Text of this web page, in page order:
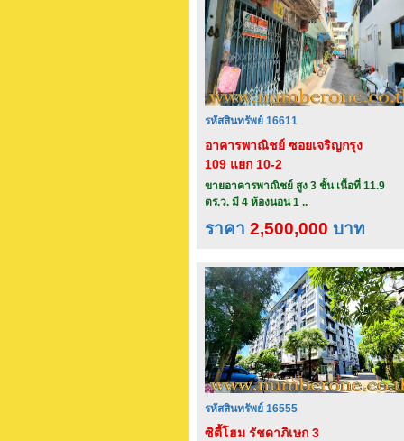
รหัสสินทรัพย์ 16611
อาคารพาณิชย์ ซอยเจริญกรุง
109 แยก 10-2
ขายอาคารพาณิชย์ สูง 3 ชั้น เนื้อที่ 11.9
ตร.ว. มี 4 ห้องนอน 1 ..
ราคา 2,500,000 บาท
รหัสสินทรัพย์ 16555
ซิตี้โฮม รัชดาภิเษก 3